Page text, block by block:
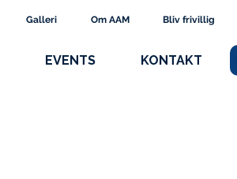
Galleri Om AAM Bliv frivillig
EVENTS KONTAKT